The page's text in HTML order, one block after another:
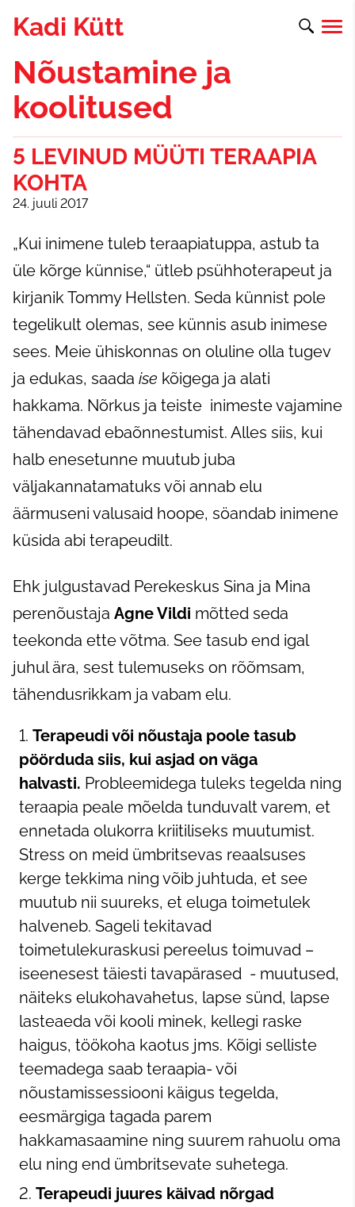
Kadi Kütt
Nõustamine ja
koolitused
5 LEVINUD MÜÜTI TERAAPIA
KOHTA
24. juuli 2017
„Kui inimene tuleb teraapiatuppa, astub ta
üle kõrge künnise,“ ütleb psühhoterapeut ja
kirjanik Tommy Hellsten. Seda künnist pole
tegelikult olemas, see künnis asub inimese
sees. Meie ühiskonnas on oluline olla tugev
ja edukas, saada ise kõigega ja alati
hakkama. Nõrkus ja teiste inimeste vajamine
tähendavad ebaõnnestumist. Alles siis, kui
halb enesetunne muutub juba
väljakannatamatuks või annab elu
äärmuseni valusaid hoope, söandab inimene
küsida abi terapeudilt.
Ehk julgustavad Perekeskus Sina ja Mina
perenõustaja Agne Vildi mõtted seda
teekonda ette võtma. See tasub end igal
juhul ära, sest tulemuseks on rõõmsam,
tähendusrikkam ja vabam elu.
Terapeudi või nõustaja poole tasub
pöörduda siis, kui asjad on väga
halvasti. Probleemidega tuleks tegelda ning
teraapia peale mõelda tunduvalt varem, et
ennetada olukorra kriitiliseks muutumist.
Stress on meid ümbritsevas reaalsuses
kerge tekkima ning võib juhtuda, et see
muutub nii suureks, et eluga toimetulek
halveneb. Sageli tekitavad
toimetulekuraskusi pereelus toimuvad –
iseenesest täiesti tavapärased - muutused,
näiteks elukohavahetus, lapse sünd, lapse
lasteaeda või kooli minek, kellegi raske
haigus, töökoha kaotus jms. Kõigi selliste
teemadega saab teraapia- või
nõustamissessiooni käigus tegelda,
eesmärgiga tagada parem
hakkamasaamine ning suurem rahuolu oma
elu ning end ümbritsevate suhetega.
Terapeudi juures käivad nõrgad